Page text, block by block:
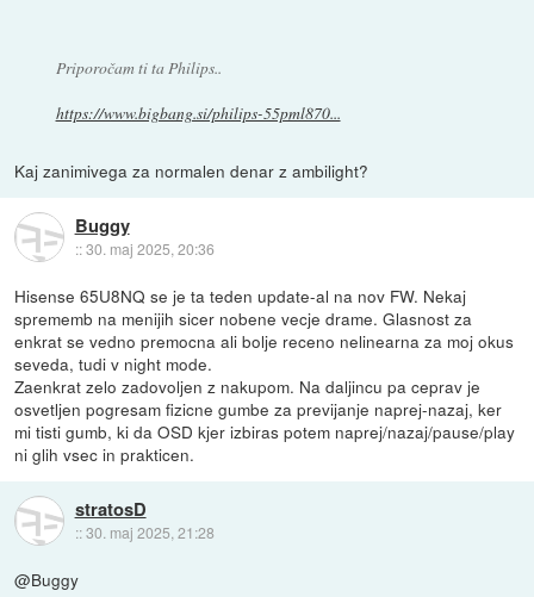
Priporočam ti ta Philips..
https://www.bigbang.si/philips-55pml870...
Kaj zanimivega za normalen denar z ambilight?
Buggy
::30. maj 2025, 20:36
Hisense 65U8NQ se je ta teden update-al na nov FW. Nekaj
sprememb na menijih sicer nobene vecje drame. Glasnost za
enkrat se vedno premocna ali bolje receno nelinearna za moj okus
seveda, tudi v night mode.
Zaenkrat zelo zadovoljen z nakupom. Na daljincu pa ceprav je
osvetljen pogresam fizicne gumbe za previjanje naprej-nazaj, ker
mi tisti gumb, ki da OSD kjer izbiras potem naprej/nazaj/pause/play
ni glih vsec in prakticen.
stratosD
::30. maj 2025, 21:28
@Buggy